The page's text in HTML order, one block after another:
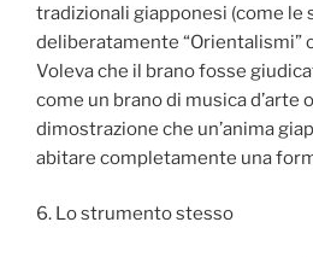
tradizionali giapponesi (come le
deliberatamente “Orientalismi”
Voleva che il brano fosse
come un brano di musica d’arte
dimostrazione che un’anima
abitare completamente una
6. Lo strumento stesso